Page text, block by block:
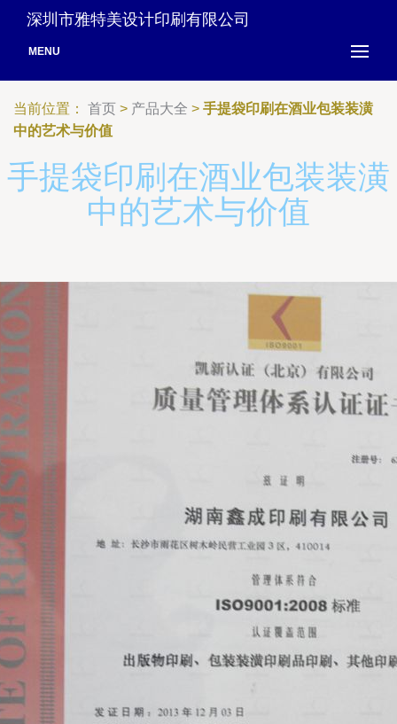
深圳市雅特美设计印刷有限公司
MENU
当前位置： 首页 > 产品大全 > 手提袋印刷在酒业包装装潢
中的艺术与价值
手提袋印刷在酒业包装装潢
中的艺术与价值